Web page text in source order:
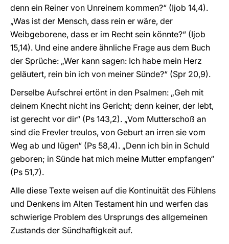
denn ein Reiner von Unreinem kommen?“ (Ijob 14,4).
„Was ist der Mensch, dass rein er wäre, der
Weibgeborene, dass er im Recht sein könnte?“ (Ijob
15,14). Und eine andere ähnliche Frage aus dem Buch
der Sprüche: „Wer kann sagen: Ich habe mein Herz
geläutert, rein bin ich von meiner Sünde?“ (Spr 20,9).
Derselbe Aufschrei ertönt in den Psalmen: „Geh mit
deinem Knecht nicht ins Gericht; denn keiner, der lebt,
ist gerecht vor dir“ (Ps 143,2). „Vom Mutterschoß an
sind die Frevler treulos, von Geburt an irren sie vom
Weg ab und lügen“ (Ps 58,4). „Denn ich bin in Schuld
geboren; in Sünde hat mich meine Mutter empfangen“
(Ps 51,7).
Alle diese Texte weisen auf die Kontinuität des Fühlens
und Denkens im Alten Testament hin und werfen das
schwierige Problem des Ursprungs des allgemeinen
Zustands der Sündhaftigkeit auf.